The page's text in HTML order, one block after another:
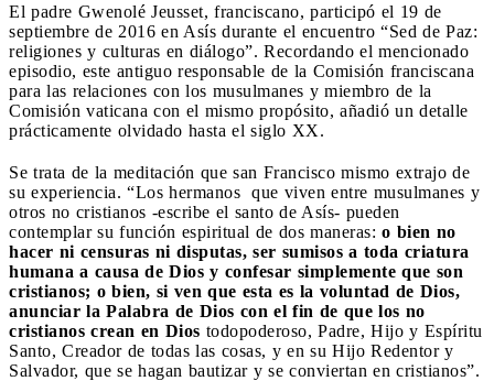
El padre Gwenolé Jeusset, franciscano, participó el 19 de
septiembre de 2016 en Asís durante el encuentro “Sed de Paz:
religiones y culturas en diálogo”. Recordando el mencionado
episodio, este antiguo responsable de la Comisión franciscana
para las relaciones con los musulmanes y miembro de la
Comisión vaticana con el mismo propósito, añadió un detalle
prácticamente olvidado hasta el siglo XX.
Se trata de la meditación que san Francisco mismo extrajo de
su experiencia. “Los hermanos que viven entre musulmanes y
otros no cristianos -escribe el santo de Asís- pueden
contemplar su función espiritual de dos maneras: o bien no
hacer ni censuras ni disputas, ser sumisos a toda criatura
humana a causa de Dios y confesar simplemente que son
cristianos; o bien, si ven que esta es la voluntad de Dios,
anunciar la Palabra de Dios con el fin de que los no
cristianos crean en Dios todopoderoso, Padre, Hijo y Espíritu
Santo, Creador de todas las cosas, y en su Hijo Redentor y
Salvador, que se hagan bautizar y se conviertan en cristianos”.